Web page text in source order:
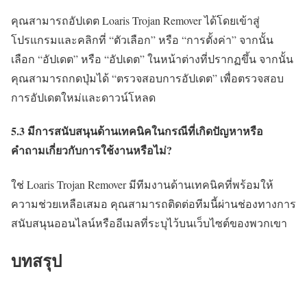
คุณสามารถอัปเดต Loaris Trojan Remover ได้โดยเข้าสู่
โปรแกรมและคลิกที่ “ตัวเลือก” หรือ “การตั้งค่า” จากนั้น
เลือก “อัปเดต” หรือ “อัปเดต” ในหน้าต่างที่ปรากฏขึ้น จากนั้น
คุณสามารถกดปุ่มได้ “ตรวจสอบการอัปเดต” เพื่อตรวจสอบ
การอัปเดตใหม่และดาวน์โหลด
5.3 มีการสนับสนุนด้านเทคนิคในกรณีที่เกิดปัญหาหรือ
คำถามเกี่ยวกับการใช้งานหรือไม่?
ใช่ Loaris Trojan Remover มีทีมงานด้านเทคนิคที่พร้อมให้
ความช่วยเหลือเสมอ คุณสามารถติดต่อทีมนี้ผ่านช่องทางการ
สนับสนุนออนไลน์หรืออีเมลที่ระบุไว้บนเว็บไซต์ของพวกเขา
บทสรุป